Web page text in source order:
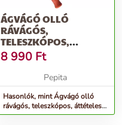
ÁGVÁGÓ OLLÓ
RÁVÁGÓS,
TELESZKÓPOS,
ÁTTÉTELES MUTA
8 990 Ft
Pepita
Hasonlók, mint Ágvágó olló
rávágós, teleszkópos, áttételes
MUTA